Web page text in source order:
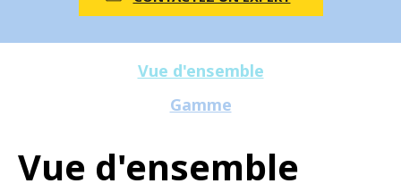
Vue d'ensemble
Gamme
Vue d'ensemble